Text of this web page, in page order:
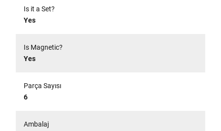
Is it a Set?
Yes
Is Magnetic?
Yes
Parça Sayısı
6
Ambalaj